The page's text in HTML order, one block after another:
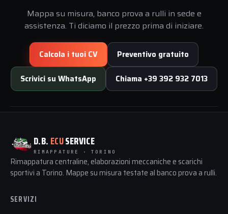
Mappa su misura, banco prova a rulli in sede e
assistenza. Ti diciamo il prezzo prima di iniziare.
Calcola i tuoi CV Preventivo gratuito
Scrivici su WhatsApp Chiama +39 392 932 7013
D.B. ECUSERVICE
RIMAPPATURE · TORINO
Rimappatura centraline, elaborazioni meccaniche e scarichi
sportivi a Torino. Mappe su misura testate al banco prova a rulli.
SERVIZI